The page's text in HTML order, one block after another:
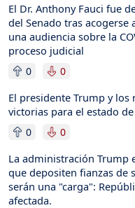
El Dr. Anthony Fauci fue
del Senado tras acogerse
una audiencia sobre la
proceso judicial
0 0
El presidente Trump y
victorias para el estado
0 0
La administración Trump
que depositen fianzas de
serán una "carga":
afectada.